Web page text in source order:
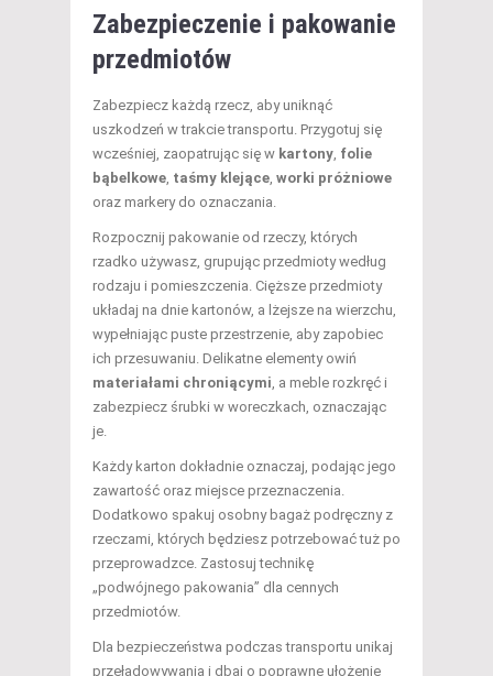
Zabezpieczenie i pakowanie
przedmiotów
Zabezpiecz każdą rzecz, aby uniknąć
uszkodzeń w trakcie transportu. Przygotuj się
wcześniej, zaopatrując się w kartony, folie
bąbelkowe, taśmy klejące, worki próżniowe
oraz markery do oznaczania.
Rozpocznij pakowanie od rzeczy, których
rzadko używasz, grupując przedmioty według
rodzaju i pomieszczenia. Cięższe przedmioty
układaj na dnie kartonów, a lżejsze na wierzchu,
wypełniając puste przestrzenie, aby zapobiec
ich przesuwaniu. Delikatne elementy owiń
materiałami chroniącymi, a meble rozkręć i
zabezpiecz śrubki w woreczkach, oznaczając
je.
Każdy karton dokładnie oznaczaj, podając jego
zawartość oraz miejsce przeznaczenia.
Dodatkowo spakuj osobny bagaż podręczny z
rzeczami, których będziesz potrzebować tuż po
przeprowadzce. Zastosuj technikę
„podwójnego pakowania” dla cennych
przedmiotów.
Dla bezpieczeństwa podczas transportu unikaj
przeładowywania i dbaj o poprawne ułożenie